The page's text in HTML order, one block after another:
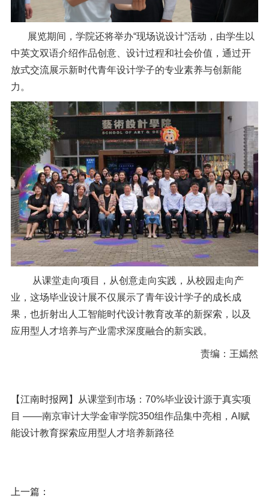
展览期间，学院还将举办“现场说设计”活动，由学生以
中英文双语介绍作品创意、设计过程和社会价值，通过开
放式交流展示新时代青年设计学子的专业素养与创新能
力。
从课堂走向项目，从创意走向实践，从校园走向产
业，这场毕业设计展不仅展示了青年设计学子的成长成
果，也折射出人工智能时代设计教育改革的新探索，以及
应用型人才培养与产业需求深度融合的新实践。
责编：王嫣然
【江南时报网】从课堂到市场：70%毕业设计源于真实项
目 ——南京审计大学金审学院350组作品集中亮相，AI赋
能设计教育探索应用型人才培养新路径
上一篇：